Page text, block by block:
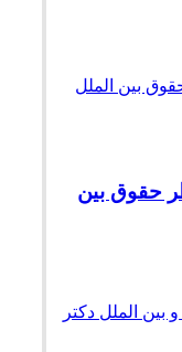
حقوق بین